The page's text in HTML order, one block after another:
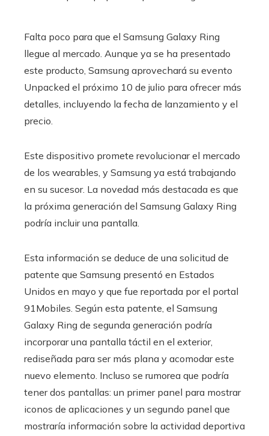
Falta poco para que el Samsung Galaxy Ring
llegue al mercado. Aunque ya se ha presentado
este producto, Samsung aprovechará su evento
Unpacked el próximo 10 de julio para ofrecer más
detalles, incluyendo la fecha de lanzamiento y el
precio.
Este dispositivo promete revolucionar el mercado
de los wearables, y Samsung ya está trabajando
en su sucesor. La novedad más destacada es que
la próxima generación del Samsung Galaxy Ring
podría incluir una pantalla.
Esta información se deduce de una solicitud de
patente que Samsung presentó en Estados
Unidos en mayo y que fue reportada por el portal
91Mobiles. Según esta patente, el Samsung
Galaxy Ring de segunda generación podría
incorporar una pantalla táctil en el exterior,
rediseñada para ser más plana y acomodar este
nuevo elemento. Incluso se rumorea que podría
tener dos pantallas: un primer panel para mostrar
iconos de aplicaciones y un segundo panel que
mostraría información sobre la actividad deportiva